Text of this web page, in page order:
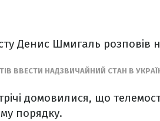
Денис Шмигаль розповів
ВВЕСТИ НАДЗВИЧАЙНИЙ СТАН В
домовилися, що
порядку.